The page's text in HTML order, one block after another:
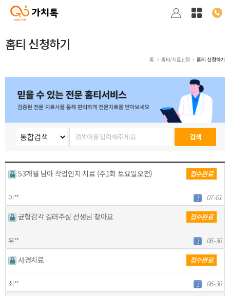
홈티 신청하기
홈 홈티/치료신청 홈티 신청하기
53개월 남아 작업인지 치료 (주1회 토요일오전) 접수완료
이** 1 07-01
균형감각 길러주실 선생님 찾아요 접수완료
유** 1 06-30
사경치료 접수완료
최** 1 06-30